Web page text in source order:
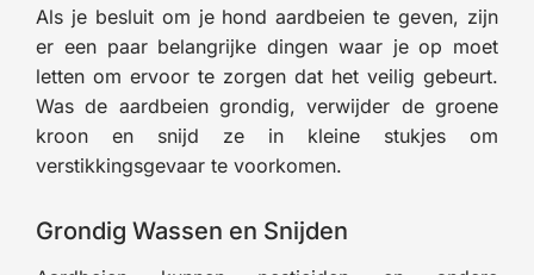
Als je besluit om je hond aardbeien te geven, zijn
er een paar belangrijke dingen waar je op moet
letten om ervoor te zorgen dat het veilig gebeurt.
Was de aardbeien grondig, verwijder de groene
kroon en snijd ze in kleine stukjes om
verstikkingsgevaar te voorkomen.
Grondig Wassen en Snijden